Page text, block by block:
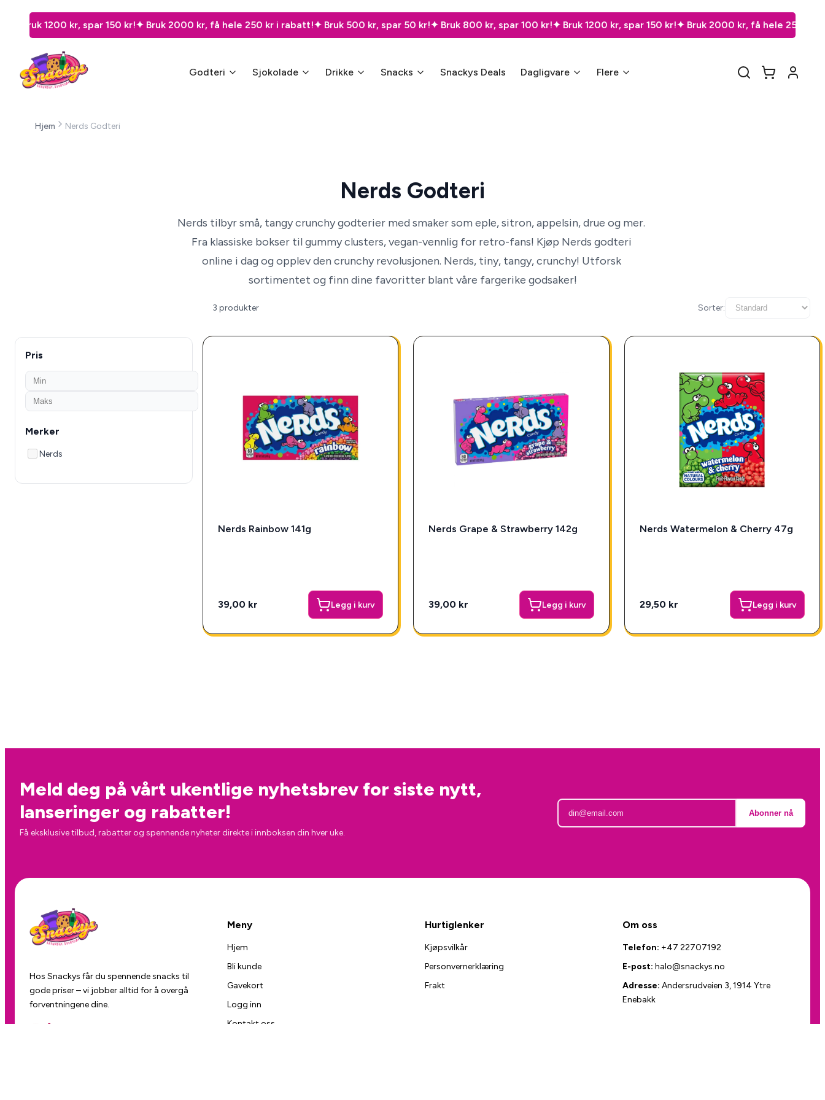
1200 kr, spar 150 kr!✦ Bruk 2000 kr, få hele 250 kr i rabatt!✦ Bruk 500 kr, spar 50 kr!✦ Bruk 800 kr, spar 100 kr!✦ Bruk 1200 kr, spar 150 kr!✦ Bruk 2000 kr, få hele 250 kr i
Godteri Sjokolade Drikke Snacks Snackys Deals Dagligvare Flere
Hjem Nerds Godteri
Nerds Godteri
Nerds tilbyr små, tangy crunchy godterier med smaker som eple, sitron, appelsin, drue og mer.
Fra klassiske bokser til gummy clusters, vegan-vennlig for retro-fans! Kjøp Nerds godteri
online i dag og opplev den crunchy revolusjonen. Nerds, tiny, tangy, crunchy! Utforsk
sortimentet og finn dine favoritter blant våre fargerike godsaker!
Pris
Merker
Nerds
3 produkter Sorter:
Nerds Rainbow 141g
39,00 kr Legg i kurv
Nerds Grape & Strawberry 142g
39,00 kr Legg i kurv
Nerds Watermelon & Cherry 47g
29,50 kr Legg i kurv
Meld deg på vårt ukentlige nyhetsbrev for siste nytt,
lanseringer og rabatter!
Få eksklusive tilbud, rabatter og spennende nyheter direkte i innboksen din hver uke.
Abonner nå
Hos Snackys får du spennende snacks til
gode priser – vi jobber alltid for å overgå
forventningene dine.
Meny
Hjem
Bli kunde
Gavekort
Logg inn
Kontakt oss
Hurtiglenker
Kjøpsvilkår
Personvernerklæring
Frakt
Om oss
Telefon: +47 22707192
E-post: halo@snackys.no
Adresse: Andersrudveien 3, 1914 Ytre
Enebakk